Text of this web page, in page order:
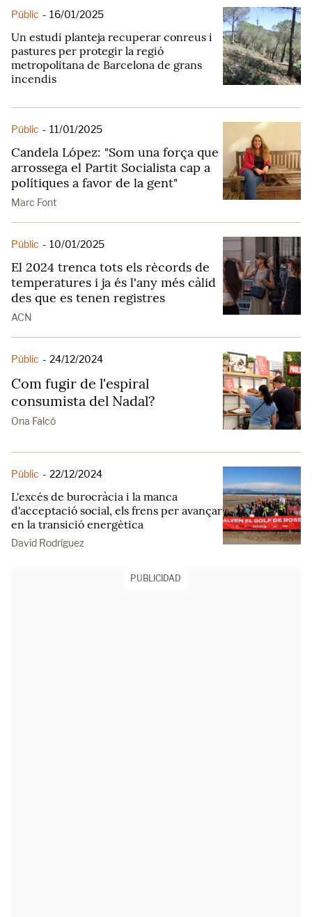
Públic - 16/01/2025
Un estudi planteja recuperar conreus i
pastures per protegir la regió
metropolitana de Barcelona de grans
incendis
Públic - 11/01/2025
Candela López: "Som una força que
arrossega el Partit Socialista cap a
polítiques a favor de la gent"
Marc Font
Públic - 10/01/2025
El 2024 trenca tots els rècords de
temperatures i ja és l'any més càlid
des que es tenen registres
ACN
Públic - 24/12/2024
Com fugir de l'espiral
consumista del Nadal?
Ona Falcó
Públic - 22/12/2024
L'excés de burocràcia i la manca
d'acceptació social, els frens per avançar
en la transició energètica
David Rodríguez
PUBLICIDAD